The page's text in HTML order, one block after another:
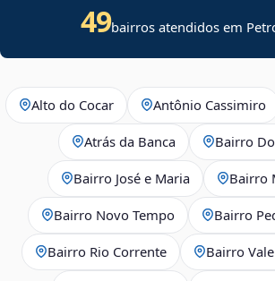
49bairros atendidos em
Alto do Cocar Antônio Cassimiro
Atrás da Banca Bairro
Bairro José e Maria Bairro
Bairro Novo Tempo Bairro
Bairro Rio Corrente Bairro